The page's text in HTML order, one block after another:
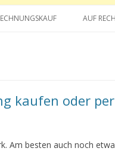
Zum Inhalt springen
AUF
kaufen oder per
Am besten auch noch